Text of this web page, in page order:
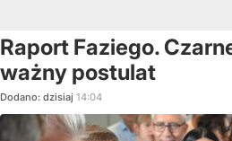
Raport Faziego.
ważny postulat
Dodano: dzisiaj 14:04